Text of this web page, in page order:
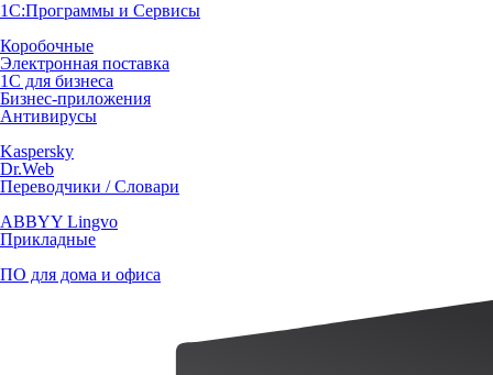
1С:Программы и Сервисы
Коробочные
Электронная поставка
1С для бизнеса
Бизнес-приложения
Антивирусы
Kaspersky
Dr.Web
Переводчики / Словари
ABBYY Lingvo
Прикладные
ПО для дома и офиса